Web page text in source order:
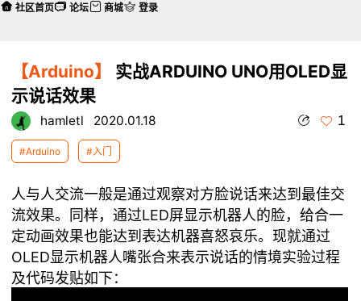
【Arduino】
实战ARDUINO UNO用OLED显
示说话效果
hamletl 2020.01.18 1
#Arduino #入门
人与人交流一般是通过观察对方脸说话来达到最佳交
流效果。同样，通过LED屏显示机器人的脸，给合一
定动画效果也能达到表达机器喜怒哀乐。现就通过
OLED显示机器人嘴张合来表示说话的情境实验过程
及代码发贴如下：
社区首页 论坛 商城 登录